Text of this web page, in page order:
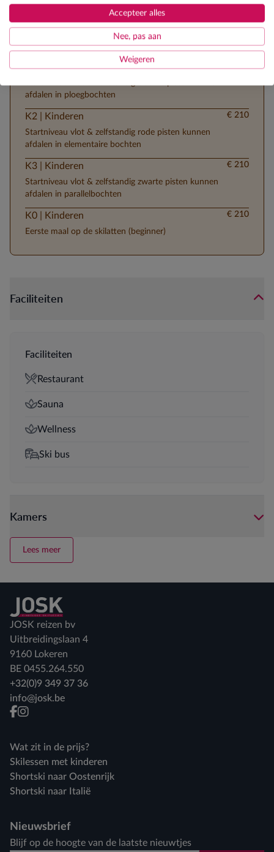
Accepteer alles
Nee, pas aan
Weigeren
Ontdek de verschillende lesgroepen
K1 | Kinderen
afdalen in ploegbochten
K2 | Kinderen
Startniveau vlot & zelfstandig rode pisten kunnen
afdalen in elementaire bochten
€ 210
K3 | Kinderen
Startniveau vlot & zelfstandig zwarte pisten kunnen
afdalen in parallelbochten
€ 210
K0 | Kinderen
Eerste maal op de skilatten (beginner)
€ 210
Faciliteiten
Faciliteiten
Restaurant
Sauna
Wellness
Ski bus
Kamers
Lees meer
Terug naar home
JOSK reizen bv
Uitbreidingslaan 4
9160 Lokeren
BE 0455.264.550
+32(0)9 349 37 36
info@josk.be
facebook
instagram
Wat zit in de prijs?
Skilessen met kinderen
Shortski naar Oostenrijk
Shortski naar Italië
Nieuwsbrief
Blijf op de hoogte van de laatste nieuwtjes